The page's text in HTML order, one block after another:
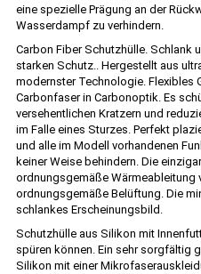
eine spezielle Prägung an der
Wasserdampf zu verhindern.
Carbon Fiber Schutzhülle. Schlank
starken Schutz.. Hergestellt aus
modernster Technologie. Flexibles
Carbonfaser in Carbonoptik. Es
versehentlichen Kratzern und
im Falle eines Sturzes. Perfekt
und alle im Modell vorhandenen
keiner Weise behindern. Die
ordnungsgemäße Wärmeableitung
ordnungsgemäße Belüftung. Die
schlankes Erscheinungsbild.
Schutzhülle aus Silikon mit
spüren können. Ein sehr sorgfältig
Silikon mit einer